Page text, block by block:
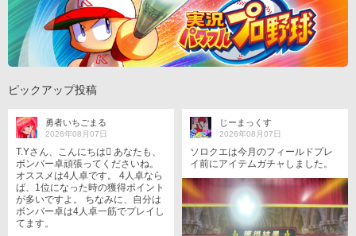
ピックアップ投稿
勇者いちごまる
2026年08月07日
T.Yさん、こんにちは󾇒 あなたも、
ボンバー卓頑張ってくださいね。
オススメは4人卓です。 4人卓なら
ば、1位になった時の獲得ポイント
が多いですよ。 ちなみに、自分は
ボンバー卓は4人卓一筋でプレイし
てます。
じーまっくす
2026年08月07日
ソロクエは今月のフィールドプレ
イ前にアイテムガチャしました。
攻撃アップ系は出ませんでした
が、バディ回復は序盤に、自身の
回復と難易度変更、問題追加は終
盤にそれぞれ重宝するので決して
悪くはないですね😊。